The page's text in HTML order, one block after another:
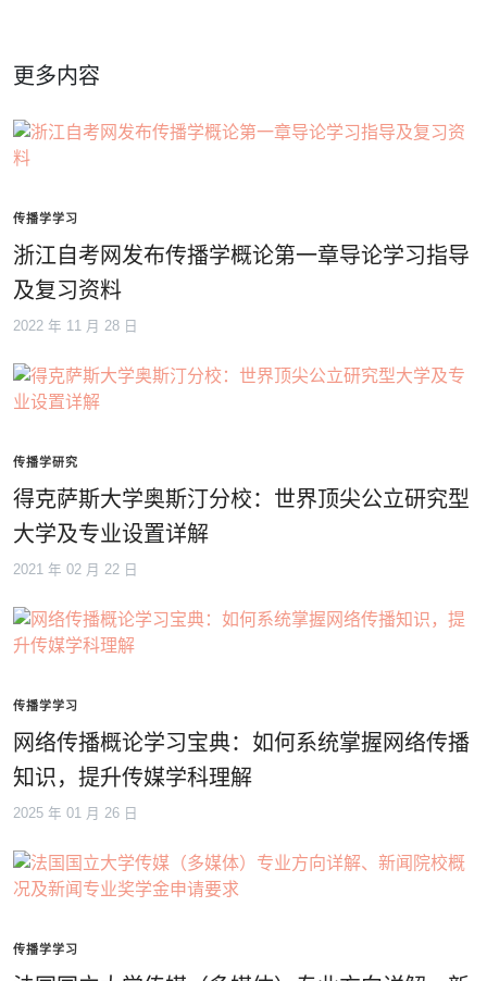
更多内容
传播学学习
浙江自考网发布传播学概论第一章导论学习指导
及复习资料
2022 年 11 月 28 日
传播学研究
得克萨斯大学奥斯汀分校：世界顶尖公立研究型
大学及专业设置详解
2021 年 02 月 22 日
传播学学习
网络传播概论学习宝典：如何系统掌握网络传播
知识，提升传媒学科理解
2025 年 01 月 26 日
传播学学习